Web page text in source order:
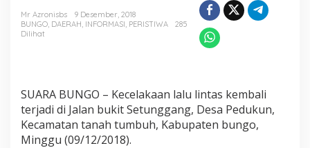
s
c
u
s
a
k
Mr Azronisbs
9 Desember, 2018
BUNGO, DAERAH, INFORMASI, PERISTIWA
285
Dilihat
SUARA BUNGO – Kecelakaan lalu lintas kembali
terjadi di Jalan bukit Setunggang, Desa Pedukun,
Kecamatan tanah tumbuh, Kabupaten bungo,
Minggu (09/12/2018).